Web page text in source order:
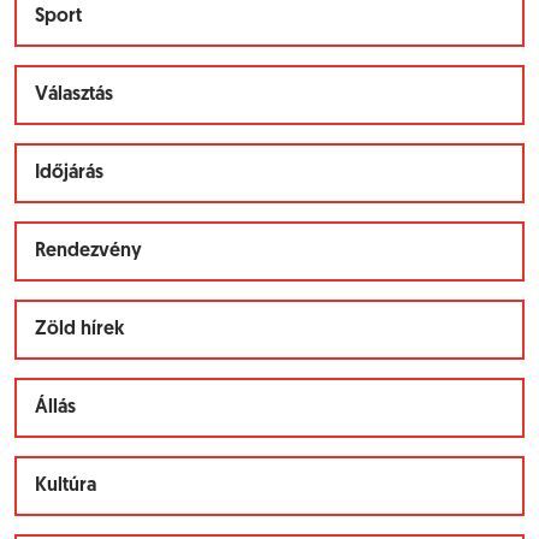
Sport
Választás
Időjárás
Rendezvény
Zöld hírek
Állás
Kultúra